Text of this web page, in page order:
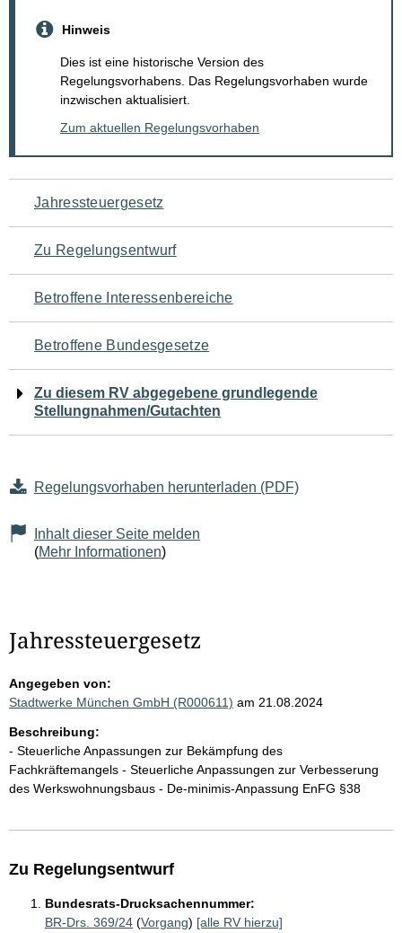
Hinweis
Dies ist eine historische Version des
Regelungsvorhabens. Das Regelungsvorhaben wurde
inzwischen aktualisiert.
Zum aktuellen Regelungsvorhaben
Navigation
für
den
Seiteninhalt
Jahressteuergesetz
Zu Regelungsentwurf
Betroffene Interessenbereiche
Betroffene Bundesgesetze
Zu diesem RV abgegebene grundlegende
Stellungnahmen/Gutachten
Regelungsvorhaben herunterladen (PDF)
Inhalt dieser Seite melden
(Mehr Informationen)
Jahressteuergesetz
Angegeben von:
Stadtwerke München GmbH (R000611) am 21.08.2024
Beschreibung:
- Steuerliche Anpassungen zur Bekämpfung des
Fachkräftemangels - Steuerliche Anpassungen zur Verbesserung
des Werkswohnungsbaus - De-minimis-Anpassung EnFG §38
Zu Regelungsentwurf
Bundesrats-Drucksachennummer:
BR-Drs. 369/24 (Vorgang) [alle RV hierzu]